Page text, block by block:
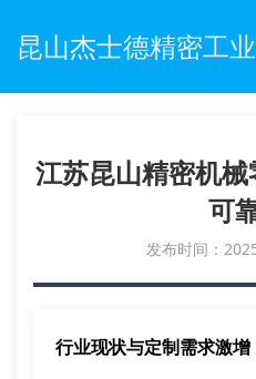
昆山杰士德精密工
江苏昆山精密机
可
发布时间：
行业现状与定制需求激增